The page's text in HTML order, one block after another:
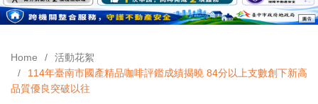
Home
活動花絮
114年臺南市國產精品咖啡評鑑成績揭曉 84分以上支數創下新高
品質優良突破以往